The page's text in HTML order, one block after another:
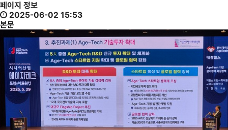
페이지 정보
2025-06-02 15:53
본문